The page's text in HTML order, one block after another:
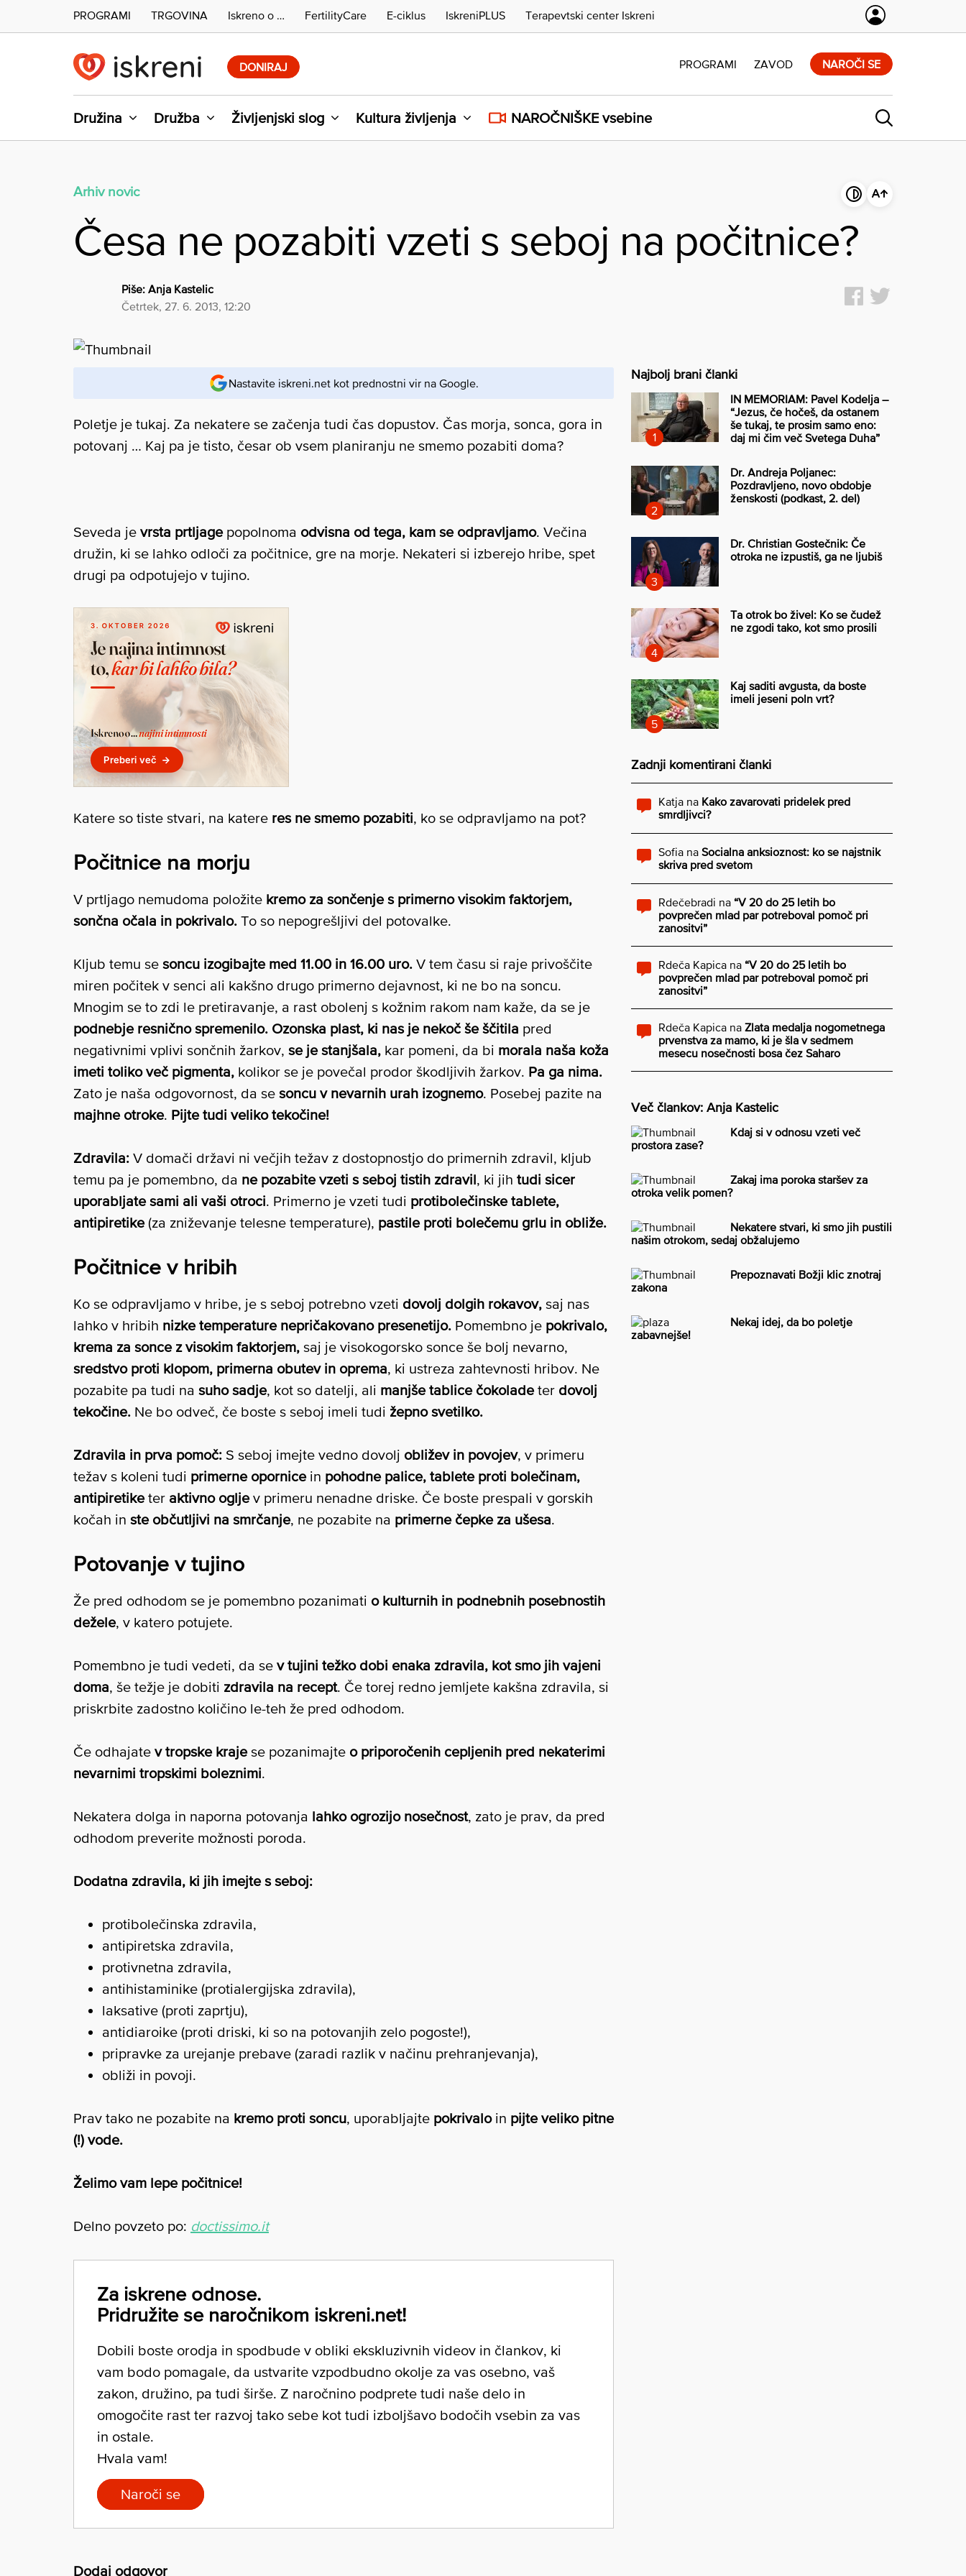
DONIRAJ
Družina Družba Življenjski slog Kultura življenja NAROČNIŠKE vsebine
PROGRAMI ZAVOD NAROČI SE
PROGRAMI TRGOVINA Iskreno o … FertilityCare E-ciklus IskreniPLUS Terapevtski center Iskreni
Arhiv novic
Česa ne pozabiti vzeti s seboj na počitnice?
Piše: Anja Kastelic
četrtek, 27. 6. 2013, 12:20
Nastavite iskreni.net kot prednostni vir na Google.
Poletje je tukaj. Za nekatere se začenja tudi čas dopustov. Čas morja, sonca, gora in
potovanj … Kaj pa je tisto, česar ob vsem planiranju ne smemo pozabiti doma?
Seveda je vrsta prtljagepopolnoma odvisna od tega, kam se odpravljamo. Večina
družin, ki se lahko odloči za počitnice, gre na morje. Nekateri si izberejo hribe, spet
drugi pa odpotujejo v tujino.
Katere so tiste stvari, na katere res ne smemo pozabiti, ko se odpravljamo na pot?
Počitnice na morju
V prtljago nemudoma položite kremo za sončenje s primerno visokim faktorjem,
sončna očala in pokrivalo. To so nepogrešljivi del potovalke.
Kljub temu se soncu izogibajte med 11.00 in 16.00 uro. V tem času si raje privoščite
miren počitek v senci ali kakšno drugo primerno dejavnost, ki ne bo na soncu.
Mnogim se to zdi le pretiravanje, a rast obolenj s kožnim rakom nam kaže, da se je
podnebje resnično spremenilo. Ozonska plast, ki nas je nekoč še ščitila pred
negativnimi vplivi sončnih žarkov, se je stanjšala, kar pomeni, da bi morala naša koža
imeti toliko več pigmenta, kolikor se je povečal prodor škodljivih žarkov. Pa ga nima.
Zato je naša odgovornost, da se soncu v nevarnih urah izognemo. Posebej pazite na
majhne otroke. Pijte tudi veliko tekočine!
Zdravila: V domači državi ni večjih težav z dostopnostjo do primernih zdravil, kljub
temu pa je pomembno, da ne pozabite vzeti s seboj tistih zdravil, ki jih tudi sicer
uporabljate sami ali vaši otroci. Primerno je vzeti tudi protibolečinske tablete,
antipiretike(za zniževanje telesne temperature), pastile proti bolečemu grlu in obliže.
Počitnice v hribih
Ko se odpravljamo v hribe, je s seboj potrebno vzeti dovolj dolgih rokavov, saj nas
lahko v hribih nizke temperature nepričakovano presenetijo. Pomembno je pokrivalo,
krema za sonce z visokim faktorjem, saj je visokogorsko sonce še bolj nevarno,
sredstvo proti klopom, primerna obutev in oprema, ki ustreza zahtevnosti hribov. Ne
pozabite pa tudi na suho sadje, kot so datelji, ali manjše tablice čokoladeter dovolj
tekočine. Ne bo odveč, če boste s seboj imeli tudi žepno svetilko.
Zdravila in prva pomoč: S seboj imejte vedno dovolj obližev in povojev, v primeru
težav s koleni tudi primerne opornicein pohodne palice, tablete proti bolečinam,
antipiretiketer aktivno ogljev primeru nenadne driske. Če boste prespali v gorskih
kočah in ste občutljivi na smrčanje, ne pozabite na primerne čepke za ušesa.
Potovanje v tujino
Že pred odhodom se je pomembno pozanimati o kulturnih in podnebnih posebnostih
dežele, v katero potujete.
Pomembno je tudi vedeti, da se v tujini težko dobi enaka zdravila, kot smo jih vajeni
doma, še težje je dobiti zdravila na recept. Če torej redno jemljete kakšna zdravila, si
priskrbite zadostno količino le-teh že pred odhodom.
Če odhajate v tropske krajese pozanimajte o priporočenih cepljenih pred nekaterimi
nevarnimi tropskimi boleznimi.
Nekatera dolga in naporna potovanja lahko ogrozijo nosečnost, zato je prav, da pred
odhodom preverite možnosti poroda.
Dodatna zdravila, ki jih imejte s seboj:
protibolečinska zdravila,
antipiretska zdravila,
protivnetna zdravila,
antihistaminike (protialergijska zdravila),
laksative (proti zaprtju),
antidiaroike (proti driski, ki so na potovanjih zelo pogoste!),
pripravke za urejanje prebave (zaradi razlik v načinu prehranjevanja),
obliži in povoji.
Prav tako ne pozabite na kremo proti soncu, uporabljajte pokrivaloin pijte veliko pitne
(!) vode.
Želimo vam lepe počitnice!
Delno povzeto po: doctissimo.it
Za iskrene odnose.
Pridružite se naročnikom iskreni.net!
Dobili boste orodja in spodbude v obliki ekskluzivnih videov in člankov, ki
vam bodo pomagale, da ustvarite vzpodbudno okolje za vas osebno, vaš
zakon, družino, pa tudi širše. Z naročnino podprete tudi naše delo in
omogočite rast ter razvoj tako sebe kot tudi izboljšavo bodočih vsebin za vas
in ostale.
Hvala vam!
Naroči se
Dodaj odgovor
Najbolj brani članki
IN MEMORIAM: Pavel Kodelja –
“Jezus, če hočeš, da ostanem
še tukaj, te prosim samo eno:
daj mi čim več Svetega Duha”
Dr. Andreja Poljanec:
Pozdravljeno, novo obdobje
ženskosti (podkast, 2. del)
Dr. Christian Gostečnik: Če
otroka ne izpustiš, ga ne ljubiš
Ta otrok bo živel: Ko se čudež
ne zgodi tako, kot smo prosili
Kaj saditi avgusta, da boste
imeli jeseni poln vrt?
Zadnji komentirani članki
Katja na Kako zavarovati pridelek pred
smrdljivci?
Sofia na Socialna anksioznost: ko se najstnik
skriva pred svetom
Rdečebradi na “V 20 do 25 letih bo
povprečen mlad par potreboval pomoč pri
zanositvi”
Rdeča Kapica na “V 20 do 25 letih bo
povprečen mlad par potreboval pomoč pri
zanositvi”
Rdeča Kapica na Zlata medalja nogometnega
prvenstva za mamo, ki je šla v sedmem
mesecu nosečnosti bosa čez Saharo
Več člankov: Anja Kastelic
Kdaj si v odnosu vzeti več
prostora zase?
Zakaj ima poroka staršev za
otroka velik pomen?
Nekatere stvari, ki smo jih pustili
našim otrokom, sedaj obžalujemo
Prepoznavati Božji klic znotraj
zakona
Nekaj idej, da bo poletje
zabavnejše!